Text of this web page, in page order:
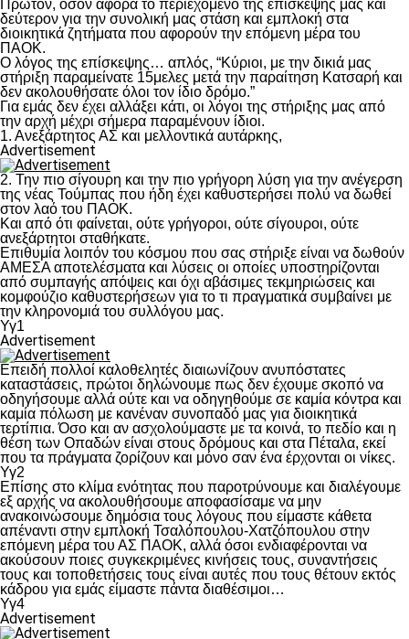
Πρώτον, όσον αφορά το περιεχόμενο της επίσκεψης μας και
δεύτερον για την συνολική μας στάση και εμπλοκή στα
διοικητικά ζητήματα που αφορούν την επόμενη μέρα του
ΠΑΟΚ.
Ο λόγος της επίσκεψης… απλός, “Κύριοι, με την δικιά μας
στήριξη παραμείνατε 15μελες μετά την παραίτηση Κατσαρή και
δεν ακολουθήσατε όλοι τον ίδιο δρόμο.”
Για εμάς δεν έχει αλλάξει κάτι, οι λόγοι της στήριξης μας από
την αρχή μέχρι σήμερα παραμένουν ίδιοι.
1. Ανεξάρτητος ΑΣ και μελλοντικά αυτάρκης,
Advertisement
2. Την πιο σίγουρη και την πιο γρήγορη λύση για την ανέγερση
της νέας Τούμπας που ήδη έχει καθυστερήσει πολύ να δωθεί
στον λαό του ΠΑΟΚ.
Και από ότι φαίνεται, ούτε γρήγοροι, ούτε σίγουροι, ούτε
ανεξάρτητοι σταθήκατε.
Επιθυμία λοιπόν του κόσμου που σας στήριξε είναι να δωθούν
ΑΜΕΣΑ αποτελέσματα και λύσεις οι οποίες υποστηρίζονται
από συμπαγής απόψεις και όχι αβάσιμες τεκμηριώσεις και
κομφούζιο καθυστερήσεων για το τι πραγματικά συμβαίνει με
την κληρονομιά του συλλόγου μας.
Υγ1
Advertisement
Επειδή πολλοί καλοθελητές διαιωνίζουν ανυπόστατες
καταστάσεις, πρώτοι δηλώνουμε πως δεν έχουμε σκοπό να
οδηγήσουμε αλλά ούτε και να οδηγηθούμε σε καμία κόντρα και
καμία πόλωση με κανέναν συνοπαδό μας για διοικητικά
τερτίπια. Όσο και αν ασχολούμαστε με τα κοινά, το πεδίο και η
θέση των Οπαδών είναι στους δρόμους και στα Πέταλα, εκεί
που τα πράγματα ζορίζουν και μόνο σαν ένα έρχονται οι νίκες.
Υγ2
Επίσης στο κλίμα ενότητας που παροτρύνουμε και διαλέγουμε
εξ αρχής να ακολουθήσουμε αποφασίσαμε να μην
ανακοινώσουμε δημόσια τους λόγους που είμαστε κάθετα
απέναντι στην εμπλοκή Τσαλόπουλου-Χατζόπουλου στην
επόμενη μέρα του ΑΣ ΠΑΟΚ, αλλά όσοι ενδιαφέρονται να
ακούσουν ποιες συγκεκριμένες κινήσεις τους, συναντήσεις
τους και τοποθετήσεις τους είναι αυτές που τους θέτουν εκτός
κάδρου για εμάς είμαστε πάντα διαθέσιμοι…
Υγ4
Advertisement